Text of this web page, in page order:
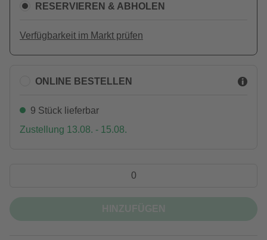
RESERVIEREN & ABHOLEN
Verfügbarkeit im Markt prüfen
ONLINE BESTELLEN
9 Stück lieferbar
Zustellung 13.08. - 15.08.